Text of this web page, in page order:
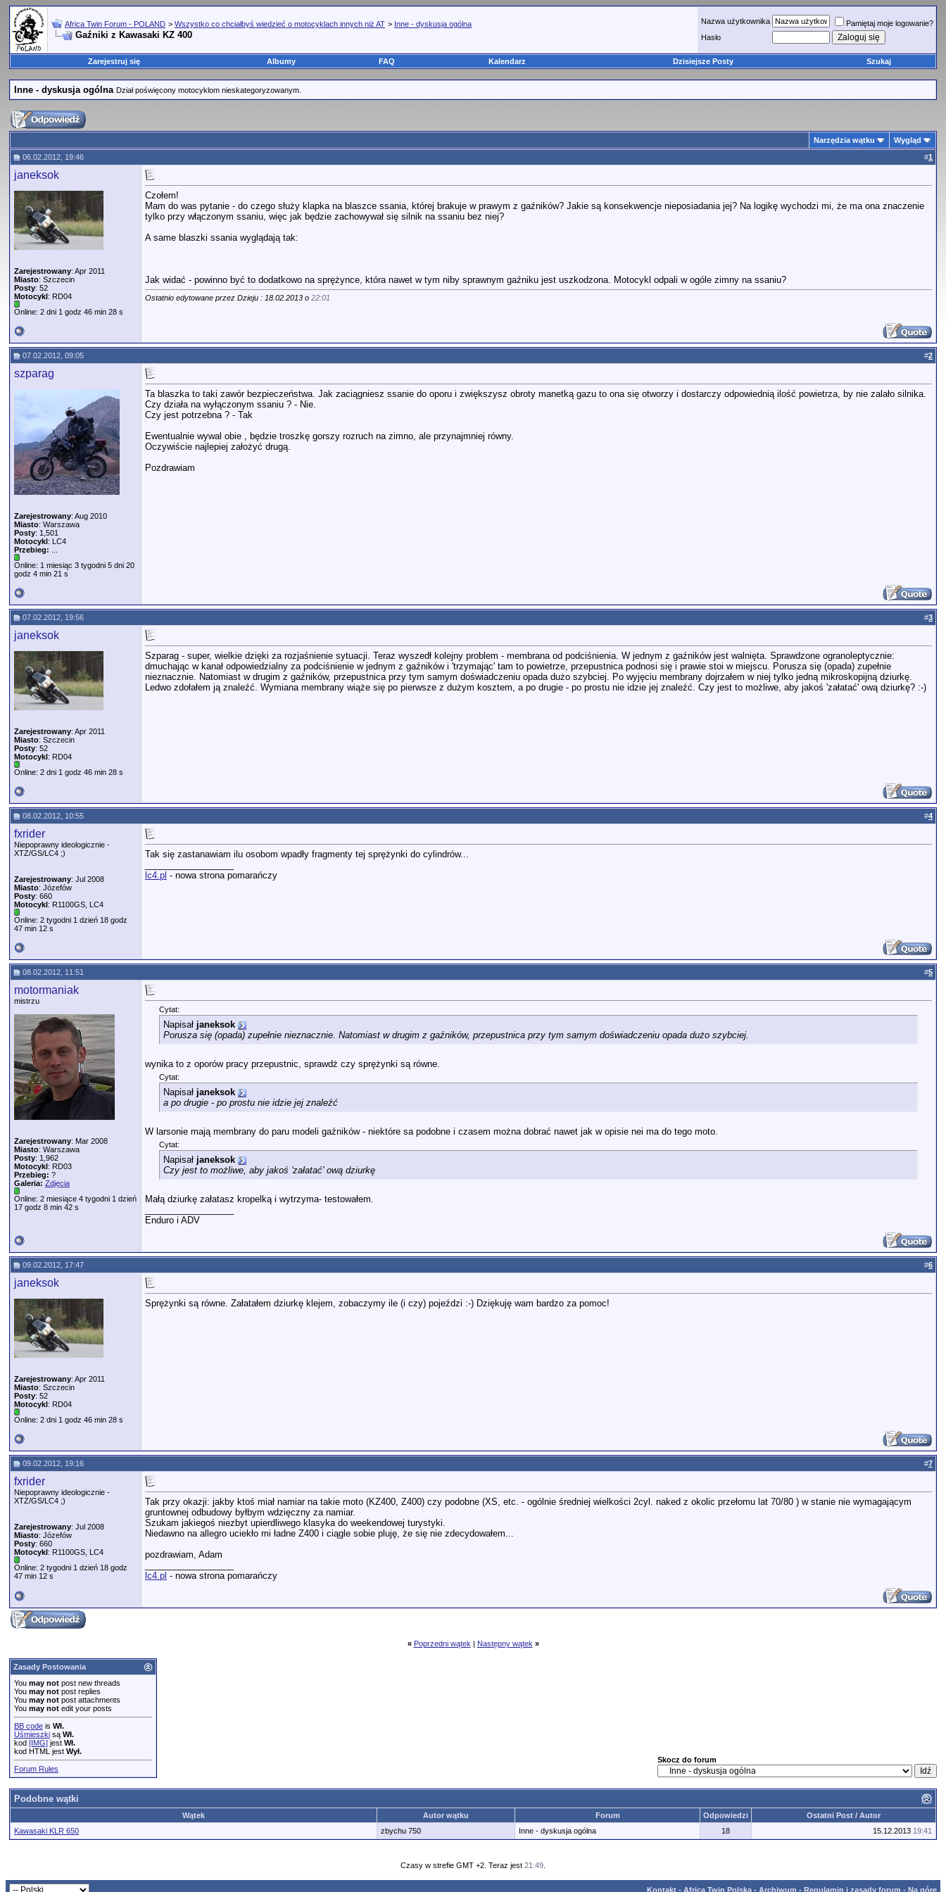
Africa Twin Forum - POLAND > Wszystko co chciałbyś wiedzieć o motocyklach innych niż AT > Inne - dyskusja ogólna
Gaźniki z Kawasaki KZ 400
Nazwa użytkownika
Pamiętaj moje logowanie?
Hasło
Zarejestruj się Albumy FAQ Kalendarz Dzisiejsze Posty Szukaj
Inne - dyskusja ogólna Dział poświęcony motocyklom nieskategoryzowanym.
Narzędzia wątku
Wygląd
06.02.2012, 19:46
#1
janeksok
Zarejestrowany: Apr 2011
Miasto: Szczecin
Posty: 52
Motocykl: RD04
Online: 2 dni 1 godz 46 min 28 s
Czołem!
Mam do was pytanie - do czego służy klapka na blaszce ssania, której brakuje w prawym z gaźników? Jakie są konsekwencje nieposiadania jej? Na logikę wychodzi mi, że ma ona znaczenie
tylko przy włączonym ssaniu, więc jak będzie zachowywał się silnik na ssaniu bez niej?
A same blaszki ssania wyglądają tak:
Jak widać - powinno być to dodatkowo na sprężynce, która nawet w tym niby sprawnym gaźniku jest uszkodzona. Motocykl odpali w ogóle zimny na ssaniu?
Ostatnio edytowane przez Dzieju : 18.02.2013 o 22:01
07.02.2012, 09:05 #2
szparag
Zarejestrowany: Aug 2010
Miasto: Warszawa
Posty: 1,501
Motocykl: LC4
Przebieg:
Online: 1 miesiąc 3 tygodni 5 dni 20
godz 4 min 21 s
Ta blaszka to taki zawór bezpieczeństwa. Jak zaciągniesz ssanie do oporu i zwiększysz obroty manetką gazu to ona się otworzy i dostarczy odpowiednią ilość powietrza, by nie zalało silnika.
Czy działa na wyłączonym ssaniu ? - Nie.
Czy jest potrzebna ? - Tak
Ewentualnie wywal obie , będzie troszkę gorszy rozruch na zimno, ale przynajmniej równy.
Oczywiście najlepiej założyć drugą.
Pozdrawiam
07.02.2012, 19:56 #3
janeksok
Zarejestrowany: Apr 2011
Miasto: Szczecin
Posty: 52
Motocykl: RD04
Online: 2 dni 1 godz 46 min 28 s
Szparag - super, wielkie dzięki za rozjaśnienie sytuacji. Teraz wyszedł kolejny problem - membrana od podciśnienia. W jednym z gaźników jest walnięta. Sprawdzone ogranoleptycznie:
dmuchając w kanał odpowiedzialny za podciśnienie w jednym z gaźników i 'trzymając' tam to powietrze, przepustnica podnosi się i prawie stoi w miejscu. Porusza się (opada) zupełnie
nieznacznie. Natomiast w drugim z gaźników, przepustnica przy tym samym doświadczeniu opada dużo szybciej. Po wyjęciu membrany dojrzałem w niej tylko jedną mikroskopijną dziurkę.
Ledwo zdołałem ją znaleźć. Wymiana membrany wiąże się po pierwsze z dużym kosztem, a po drugie - po prostu nie idzie jej znaleźć. Czy jest to możliwe, aby jakoś 'załatać' ową dziurkę? :-)
08.02.2012, 10:55 #4
fxrider
Niepoprawny ideologicznie -
XTZ/GS/LC4 ;)
Zarejestrowany: Jul 2008
Miasto: Józefów
Posty: 660
Motocykl: R1100GS, LC4
Online: 2 tygodni 1 dzień 18 godz
47 min 12 s
Tak się zastanawiam ilu osobom wpadły fragmenty tej sprężynki do cylindrów...
lc4.pl - nowa strona pomarańczy
08.02.2012, 11:51 #5
motormaniak
mistrzu
Zarejestrowany: Mar 2008
Miasto: Warszawa
Posty: 1,962
Motocykl: RD03
Przebieg: ?
Galeria: Zdjęcia
Online: 2 miesiące 4 tygodni 1 dzień
17 godz 8 min 42 s
Cytat:
Napisał janeksok
Porusza się (opada) zupełnie nieznacznie. Natomiast w drugim z gaźników, przepustnica przy tym samym doświadczeniu opada dużo szybciej.
wynika to z oporów pracy przepustnic, sprawdż czy sprężynki są równe.
Cytat:
Napisał janeksok
a po drugie - po prostu nie idzie jej znaleźć
W larsonie mają membrany do paru modeli gaźników - niektóre sa podobne i czasem można dobrać nawet jak w opisie nei ma do tego moto.
Cytat:
Napisał janeksok
Czy jest to możliwe, aby jakoś 'załatać' ową dziurkę
Małą dziurkę załatasz kropelką i wytrzyma- testowałem.
Enduro i ADV
09.02.2012, 17:47 #6
janeksok
Zarejestrowany: Apr 2011
Miasto: Szczecin
Posty: 52
Motocykl: RD04
Online: 2 dni 1 godz 46 min 28 s
Sprężynki są równe. Załatałem dziurkę klejem, zobaczymy ile (i czy) pojeździ :-) Dziękuję wam bardzo za pomoc!
09.02.2012, 19:16 #7
fxrider
Niepoprawny ideologicznie -
XTZ/GS/LC4 ;)
Zarejestrowany: Jul 2008
Miasto: Józefów
Posty: 660
Motocykl: R1100GS, LC4
Online: 2 tygodni 1 dzień 18 godz
47 min 12 s
Tak przy okazji: jakby ktoś miał namiar na takie moto (KZ400, Z400) czy podobne (XS, etc. - ogólnie średniej wielkości 2cyl. naked z okolic przełomu lat 70/80 ) w stanie nie wymagającym
gruntownej odbudowy byłbym wdzięczny za namiar.
Szukam jakiegoś niezbyt upierdliwego klasyka do weekendowej turystyki.
Niedawno na allegro uciekło mi ładne Z400 i ciągle sobie pluję, że się nie zdecydowałem...
pozdrawiam, Adam
lc4.pl - nowa strona pomarańczy
« Poprzedni wątek | Następny wątek »
Zasady Postowania
You may not post new threads
You may not post replies
You may not post attachments
You may not edit your posts
BB code is Wł.
Uśmieszki są Wł.
kod [IMG] jest Wł.
kod HTML jest Wył.
Forum Rules
Skocz do forum
Podobne wątki
Wątek Autor wątku Forum Odpowiedzi
Ostatni Post / Autor
Kawasaki KLR 650
zbychu 750 Inne - dyskusja ogólna 18 15.12.2013 19:41
Czasy w strefie GMT +2. Teraz jest 21:49
Kontakt - Africa Twin Polska - Archiwum - Regulamin i zasady forum - Na górę